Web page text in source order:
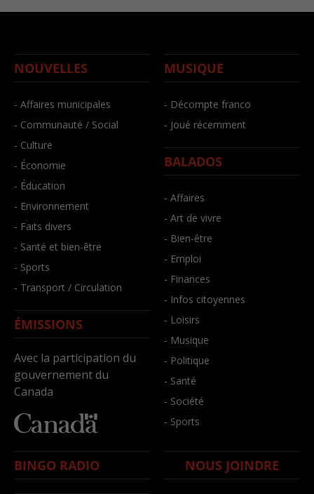
NOUVELLES
- Affaires municipales
- Communauté / Social
- Culture
- Économie
- Éducation
- Environnement
- Faits divers
- Santé et bien-être
- Sports
- Transport / Circulation
ÉMISSIONS
Avec la participation du
gouvernement du
Canada
MUSIQUE
- Décompte franco
- Joué récemment
BALADOS
- Affaires
- Art de vivre
- Bien-être
- Emploi
- Finances
- Infos citoyennes
- Loisirs
- Musique
- Politique
- Santé
- Société
- Sports
BINGO RADIO NOUS JOINDRE